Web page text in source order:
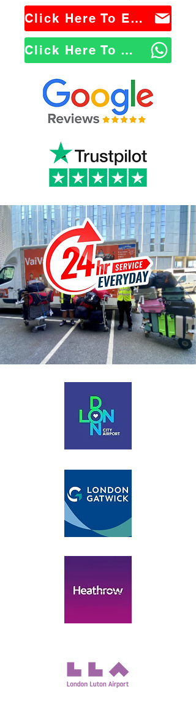
Click Here To Email Us
Click Here To WhatsApp Us